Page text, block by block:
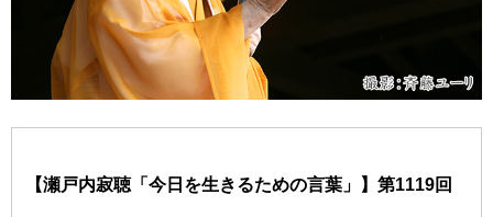
【瀬戸内寂聴「今日を生きるための言葉」】第1119回